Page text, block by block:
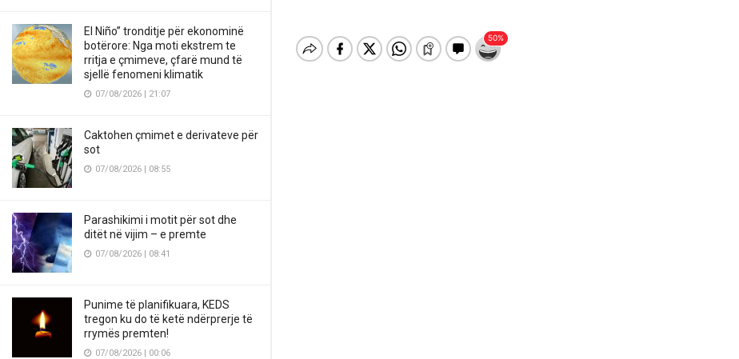
El Niño” tronditje për ekonominë
botërore: Nga moti ekstrem te
rritja e çmimeve, çfarë mund të
sjellë fenomeni klimatik
07/08/2026 | 21:07
Caktohen çmimet e derivateve për
sot
07/08/2026 | 08:55
Parashikimi i motit për sot dhe
ditët në vijim – e premte
07/08/2026 | 08:41
Punime të planifikuara, KEDS
tregon ku do të ketë ndërprerje të
rrymës premten!
07/08/2026 | 00:06